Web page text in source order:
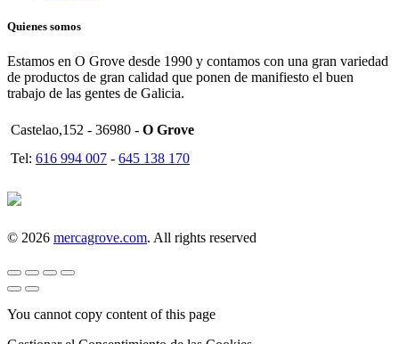
Quienes somos
Estamos en O Grove desde 1990 y contamos con una gran variedad
de productos de gran calidad que ponen de manifiesto el buen
trabajo de las gentes de Galicia.
Castelao,152 - 36980 - O Grove
Tel: 616 994 007 - 645 138 170
© 2026 mercagrove.com. All rights reserved
You cannot copy content of this page